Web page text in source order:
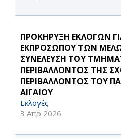
ΠΡΟΚΗΡΥΞΗ ΕΚΛΟΓΩΝ
ΕΚΠΡΟΣΩΠΟΥ ΤΩΝ
ΣΥΝΕΛΕΥΣΗ ΤΟΥ
ΠΕΡΙΒΑΛΛΟΝΤΟΣ ΤΗΣ
ΠΕΡΙΒΑΛΛΟΝΤΟΣ ΤΟΥ
ΑΙΓΑΙΟΥ
Εκλογές
3 Απρ 2026